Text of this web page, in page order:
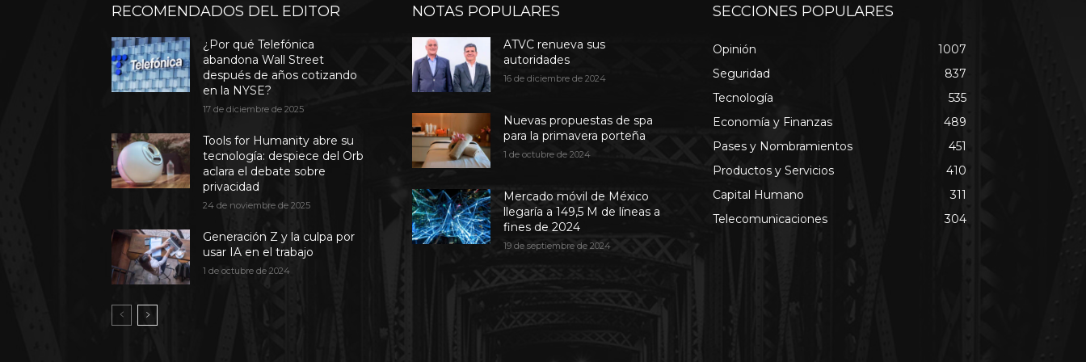
RECOMENDADOS DEL EDITOR
¿Por qué Telefónica
abandona Wall Street
después de años cotizando
en la NYSE?
17 de diciembre de 2025
Tools for Humanity abre su
tecnología: despiece del Orb
aclara el debate sobre
privacidad
24 de noviembre de 2025
Generación Z y la culpa por
usar IA en el trabajo
1 de octubre de 2024
NOTAS POPULARES
ATVC renueva sus
autoridades
16 de diciembre de 2024
Nuevas propuestas de spa
para la primavera porteña
1 de octubre de 2024
Mercado móvil de México
llegaría a 149,5 M de líneas a
fines de 2024
19 de septiembre de 2024
SECCIONES POPULARES
Opinión
1007
Seguridad
837
Tecnología
535
Economía y Finanzas
489
Pases y Nombramientos
451
Productos y Servicios
410
Capital Humano
311
Telecomunicaciones
304